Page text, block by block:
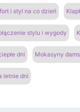
i styl na co dzień
stylu i wygody
dni Mokasyny
letnie dni